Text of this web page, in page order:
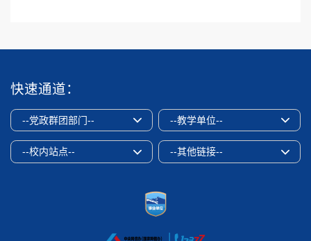
快速通道：
--党政群团部门-- --教学单位--
--校内站点-- --其他链接--